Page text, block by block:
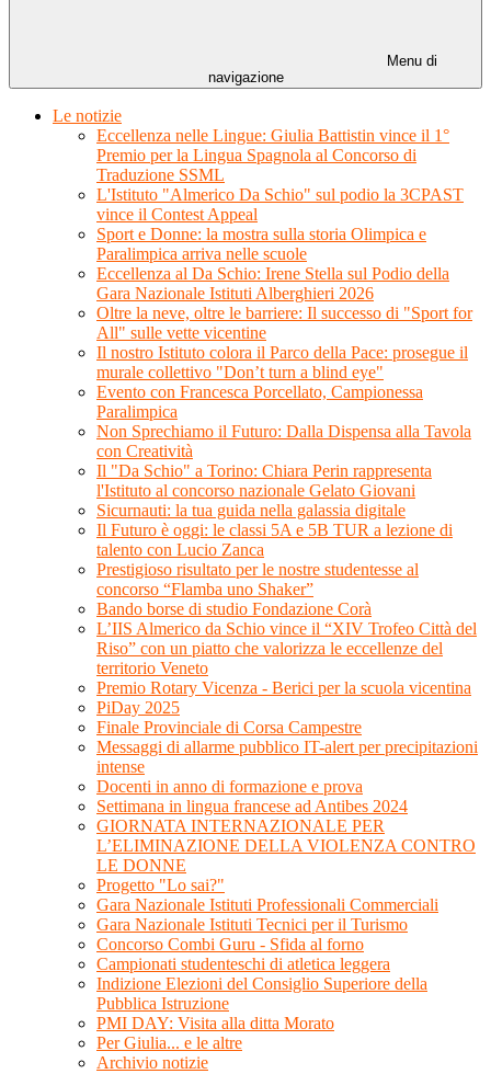
Menu di
navigazione
Le notizie
Eccellenza nelle Lingue: Giulia Battistin vince il 1°
Premio per la Lingua Spagnola al Concorso di
Traduzione SSML
L'Istituto "Almerico Da Schio" sul podio la 3CPAST
vince il Contest Appeal
Sport e Donne: la mostra sulla storia Olimpica e
Paralimpica arriva nelle scuole
Eccellenza al Da Schio: Irene Stella sul Podio della
Gara Nazionale Istituti Alberghieri 2026
Oltre la neve, oltre le barriere: Il successo di "Sport for
All" sulle vette vicentine
Il nostro Istituto colora il Parco della Pace: prosegue il
murale collettivo "Don’t turn a blind eye"
Evento con Francesca Porcellato, Campionessa
Paralimpica
Non Sprechiamo il Futuro: Dalla Dispensa alla Tavola
con Creatività
Il "Da Schio" a Torino: Chiara Perin rappresenta
l'Istituto al concorso nazionale Gelato Giovani
Sicurnauti: la tua guida nella galassia digitale
Il Futuro è oggi: le classi 5A e 5B TUR a lezione di
talento con Lucio Zanca
Prestigioso risultato per le nostre studentesse al
concorso “Flamba uno Shaker”
Bando borse di studio Fondazione Corà
L’IIS Almerico da Schio vince il “XIV Trofeo Città del
Riso” con un piatto che valorizza le eccellenze del
territorio Veneto
Premio Rotary Vicenza - Berici per la scuola vicentina
PiDay 2025
Finale Provinciale di Corsa Campestre
Messaggi di allarme pubblico IT-alert per precipitazioni
intense
Docenti in anno di formazione e prova
Settimana in lingua francese ad Antibes 2024
GIORNATA INTERNAZIONALE PER
L’ELIMINAZIONE DELLA VIOLENZA CONTRO
LE DONNE
Progetto "Lo sai?"
Gara Nazionale Istituti Professionali Commerciali
Gara Nazionale Istituti Tecnici per il Turismo
Concorso Combi Guru - Sfida al forno
Campionati studenteschi di atletica leggera
Indizione Elezioni del Consiglio Superiore della
Pubblica Istruzione
PMI DAY: Visita alla ditta Morato
Per Giulia... e le altre
Archivio notizie